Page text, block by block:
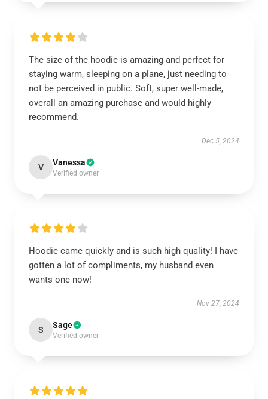
The size of the hoodie is amazing and perfect for
staying warm, sleeping on a plane, just needing to
not be perceived in public. Soft, super well-made,
overall an amazing purchase and would highly
recommend.
Dec 5, 2024
V Vanessa
Verified owner
Hoodie came quickly and is such high quality! I have
gotten a lot of compliments, my husband even
wants one now!
Nov 27, 2024
S Sage
Verified owner